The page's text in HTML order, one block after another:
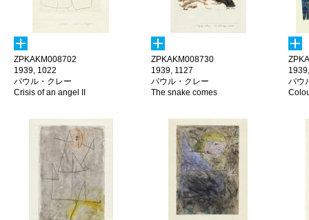
ZPKAKM008702
1939, 1022
パウル・クレー
Crisis of an angel II
ZPKAKM008730
1939, 1127
パウル・クレー
The snake comes
パウ